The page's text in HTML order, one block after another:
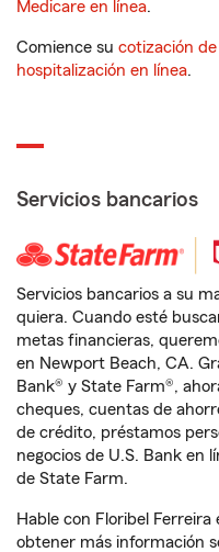
Medicare en línea.
Comience su cotización
hospitalización en línea.
Servicios bancarios
Servicios bancarios a su
quiera. Cuando esté
metas financieras,
en Newport Beach, CA.
Bank® y State Farm®,
cheques, cuentas de
de crédito, préstamos
negocios de U.S. Bank en
de State Farm.
Hable con Floribel
obtener más información